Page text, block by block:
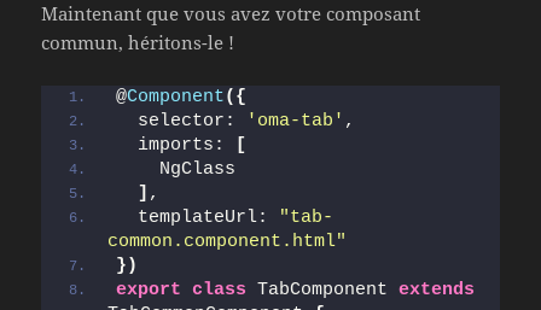
Maintenant que vous avez votre composant
commun, héritons-le !
@Component( {
  selector:
'oma-tab' ,
  imports:
[
    NgClass
] ,
  templateUrl:
"tab-
common.component.html"
} )
export
class TabComponent extends